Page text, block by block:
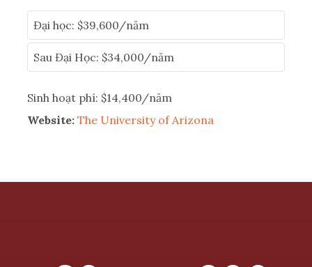
Đại học: $39,600/năm
Sau Đại Học: $34,000/năm
Sinh hoạt phí: $14,400/năm
Website: The University of Arizona